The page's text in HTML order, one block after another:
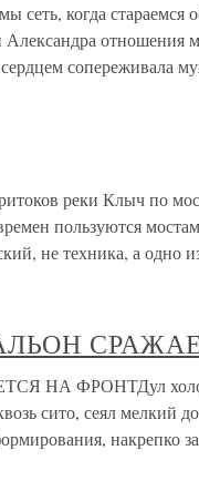
сеть, когда стараемся
Александра отношения
сопереживала
реки Клыч по
пользуются
не техника, а одно
НА ФРОНТДул
сито, сеял мелкий
накрепко